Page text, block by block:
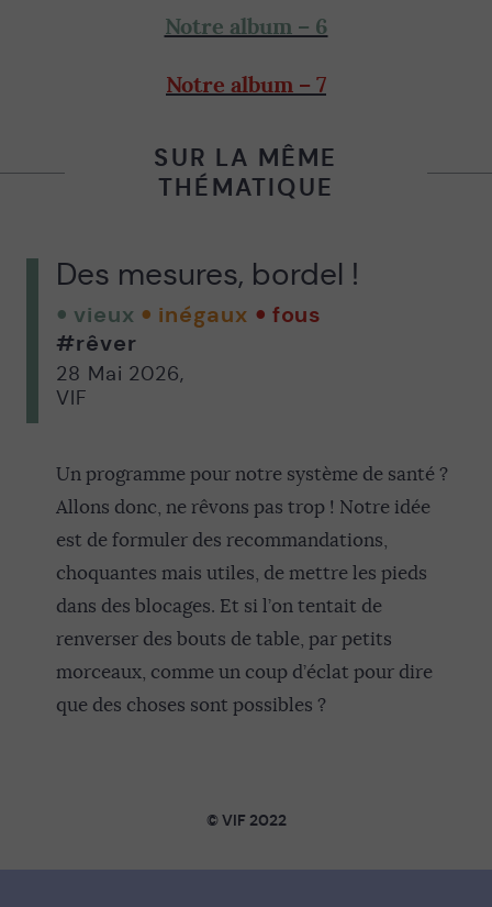
Notre album – 6
Notre album – 7
SUR LA MÊME
THÉMATIQUE
Des mesures, bordel !
vieux inégaux
fous
#rêver
28 Mai 2026,
VIF
Un programme pour notre système de santé ?
Allons donc, ne rêvons pas trop ! Notre idée
est de formuler des recommandations,
choquantes mais utiles, de mettre les pieds
dans des blocages. Et si l’on tentait de
renverser des bouts de table, par petits
morceaux, comme un coup d’éclat pour dire
que des choses sont possibles ?
© VIF 2022
SOUTENIR VIF